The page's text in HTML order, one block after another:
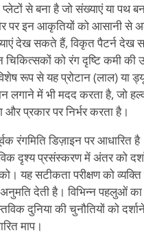
से बना है जो संख्याएं या पथ
पर इन आकृतियों को आसानी
देख सकते हैं, विकृत पैटर्न देख
को रंग दृष्टि कमी की
रूप से यह प्रोटान (लाल) या
लगाने में भी मदद करता है, जो
और प्रकार पर निर्भर करता है।
रंगमिति डिज़ाइन पर
दृश्य प्रसंस्करण में अंतर को
यह सटीकता परीक्षण को
देती है। विभिन्न पहलुओं
दुनिया की चुनौतियों को
माप।